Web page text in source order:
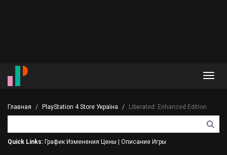
Главная PlayStation 4 Store Україна Liberated: Enhanced Edition
Quick Links: График Изменения Цены Описание Игры